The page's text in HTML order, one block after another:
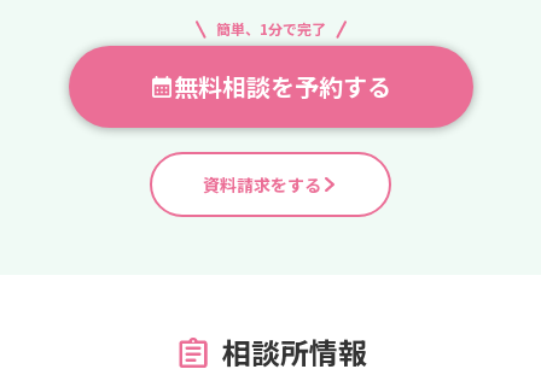
簡単、1分で完了
無料相談を予約する
資料請求をする
相談所情報